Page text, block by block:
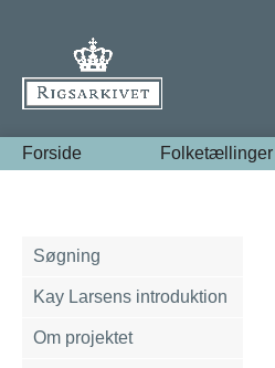
Forside Folketællinger
Søgning
Kay Larsens introduktion
Om projektet